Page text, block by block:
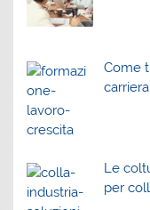
Come
Le
per